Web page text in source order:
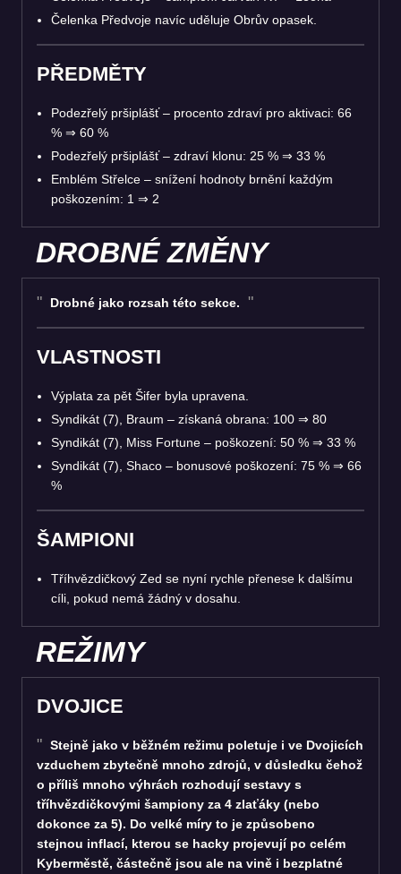
Čelenka Předvoje navíc uděluje Obrův opasek.
PŘEDMĚTY
Podezřelý pršiplášť – procento zdraví pro aktivaci: 66
% ⇒ 60 %
Podezřelý pršiplášť – zdraví klonu: 25 % ⇒ 33 %
Emblém Střelce – snížení hodnoty brnění každým
poškozením: 1 ⇒ 2
DROBNÉ ZMĚNY
Drobné jako rozsah této sekce.
VLASTNOSTI
Výplata za pět Šifer byla upravena.
Syndikát (7), Braum – získaná obrana: 100 ⇒ 80
Syndikát (7), Miss Fortune – poškození: 50 % ⇒ 33 %
Syndikát (7), Shaco – bonusové poškození: 75 % ⇒ 66
%
ŠAMPIONI
Tříhvězdičkový Zed se nyní rychle přenese k dalšímu
cíli, pokud nemá žádný v dosahu.
REŽIMY
DVOJICE
Stejně jako v běžném režimu poletuje i ve Dvojicích
vzduchem zbytečně mnoho zdrojů, v důsledku čehož
o příliš mnoho výhrách rozhodují sestavy s
tříhvězdičkovými šampiony za 4 zlaťáky (nebo
dokonce za 5). Do velké míry to je způsobeno
stejnou inflací, kterou se hacky projevují po celém
Kyberměstě, částečně jsou ale na vině i bezplatné